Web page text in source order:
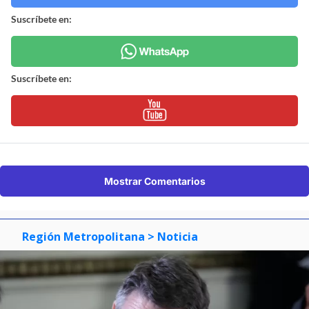
Suscríbete en:
Suscríbete en:
Mostrar Comentarios
Región Metropolitana > Noticia